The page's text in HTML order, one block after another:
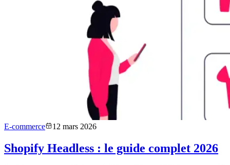
E-commerce 12 mars 2026
Shopify Headless : le guide complet 2026